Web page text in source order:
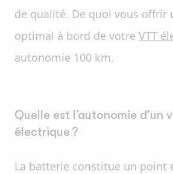
de qualité. De quoi vous offrir
optimal à bord de votre VTT
autonomie 100 km.
Quelle est l’autonomie d’un
électrique ?
La batterie constitue un point